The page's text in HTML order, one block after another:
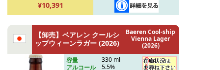
¥10,391
【卸売】ベアレン クールシ
ップウィーンラガー (2026)
Baeren Cool-ship
Vienna Lager
(2026)
容量
330 ml
アルコール
5.5%